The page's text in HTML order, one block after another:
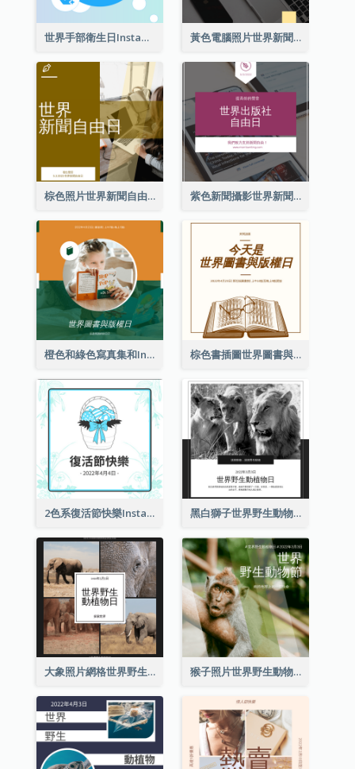
世界手部衛生日Instagram帖子 黃色電腦照片世界新聞自由日Instagram帖子
棕色照片世界新聞自由日Instagram帖子 紫色新聞攝影世界新聞自由日Instagram帖子
橙色和綠色寫真集和Instagram版權日 棕色書插圖世界圖書與版權日Instagram帖子
2色系復活節快樂Instagram帖子 黑白獅子世界野生動物日Instagram帖子
大象照片網格世界野生動物日Instagram帖子 猴子照片世界野生動物日Instagram帖子